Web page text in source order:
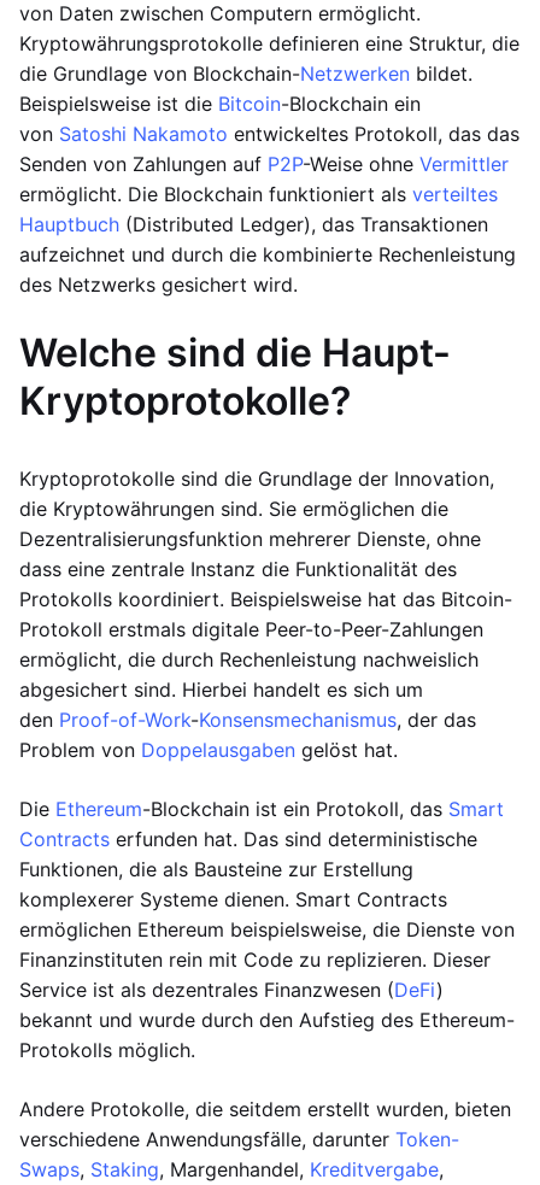
von Daten zwischen Computern ermöglicht.
Kryptowährungsprotokolle definieren eine Struktur, die
die Grundlage von Blockchain-Netzwerken bildet.
Beispielsweise ist die Bitcoin-Blockchain ein
von Satoshi Nakamoto entwickeltes Protokoll, das das
Senden von Zahlungen auf P2P-Weise ohne Vermittler
ermöglicht. Die Blockchain funktioniert als verteiltes
Hauptbuch (Distributed Ledger), das Transaktionen
aufzeichnet und durch die kombinierte Rechenleistung
des Netzwerks gesichert wird.
Welche sind die Haupt-
Kryptoprotokolle?
Kryptoprotokolle sind die Grundlage der Innovation,
die Kryptowährungen sind. Sie ermöglichen die
Dezentralisierungsfunktion mehrerer Dienste, ohne
dass eine zentrale Instanz die Funktionalität des
Protokolls koordiniert. Beispielsweise hat das Bitcoin-
Protokoll erstmals digitale Peer-to-Peer-Zahlungen
ermöglicht, die durch Rechenleistung nachweislich
abgesichert sind. Hierbei handelt es sich um
den Proof-of-Work-Konsensmechanismus, der das
Problem von Doppelausgaben gelöst hat.
Die Ethereum-Blockchain ist ein Protokoll, das Smart
Contracts erfunden hat. Das sind deterministische
Funktionen, die als Bausteine zur Erstellung
komplexerer Systeme dienen. Smart Contracts
ermöglichen Ethereum beispielsweise, die Dienste von
Finanzinstituten rein mit Code zu replizieren. Dieser
Service ist als dezentrales Finanzwesen (DeFi)
bekannt und wurde durch den Aufstieg des Ethereum-
Protokolls möglich.
Andere Protokolle, die seitdem erstellt wurden, bieten
verschiedene Anwendungsfälle, darunter Token-
Swaps, Staking, Margenhandel, Kreditvergabe,